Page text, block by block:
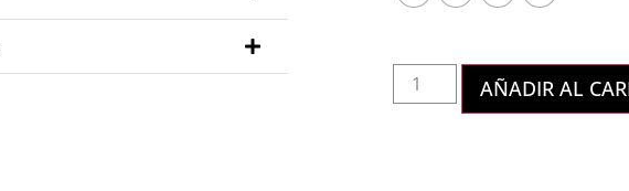
AÑADIR AL